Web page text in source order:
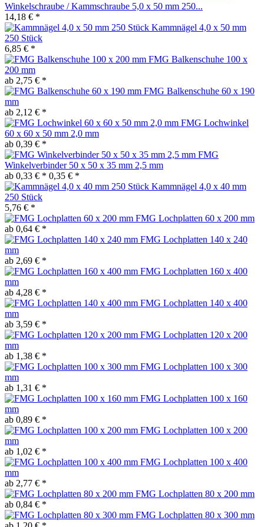
Winkelschraube / Kammschraube 5,0 x 50 mm 250...
14,18 € *
Kammnägel 4,0 x 50 mm
250 Stück
6,85 € *
FMG Balkenschuhe 100 x
200 mm
ab 2,75 € *
FMG Balkenschuhe 60 x 190
mm
ab 2,12 € *
FMG Lochwinkel
60 x 60 x 50 mm 2,0 mm
ab 0,39 € *
FMG
Winkelverbinder 50 x 50 x 35 mm 2,5 mm
ab 0,33 € * 0,35 € *
Kammnägel 4,0 x 40 mm
250 Stück
5,76 € *
FMG Lochplatten 60 x 200 mm
ab 0,64 € *
FMG Lochplatten 140 x 240
mm
ab 2,69 € *
FMG Lochplatten 160 x 400
mm
ab 4,28 € *
FMG Lochplatten 140 x 400
mm
ab 3,59 € *
FMG Lochplatten 120 x 200
mm
ab 1,38 € *
FMG Lochplatten 100 x 300
mm
ab 1,31 € *
FMG Lochplatten 100 x 160
mm
ab 0,89 € *
FMG Lochplatten 100 x 200
mm
ab 1,02 € *
FMG Lochplatten 100 x 400
mm
ab 2,77 € *
FMG Lochplatten 80 x 200 mm
ab 0,84 € *
FMG Lochplatten 80 x 300 mm